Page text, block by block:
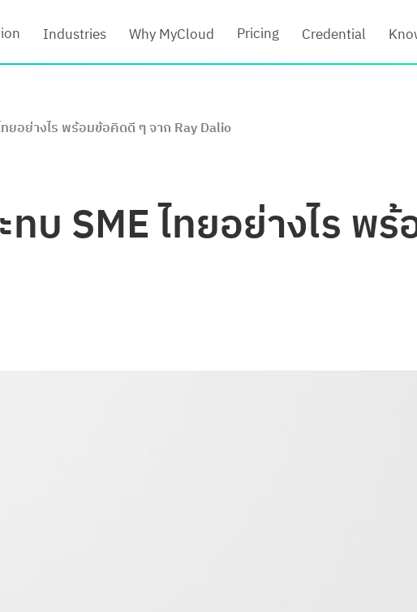
Industries Why MyCloud Pricing Credential
ยอย่างไร พร้อมข้อคิดดี ๆ จาก Ray Dalio
บ SME ไทยอย่างไร พ